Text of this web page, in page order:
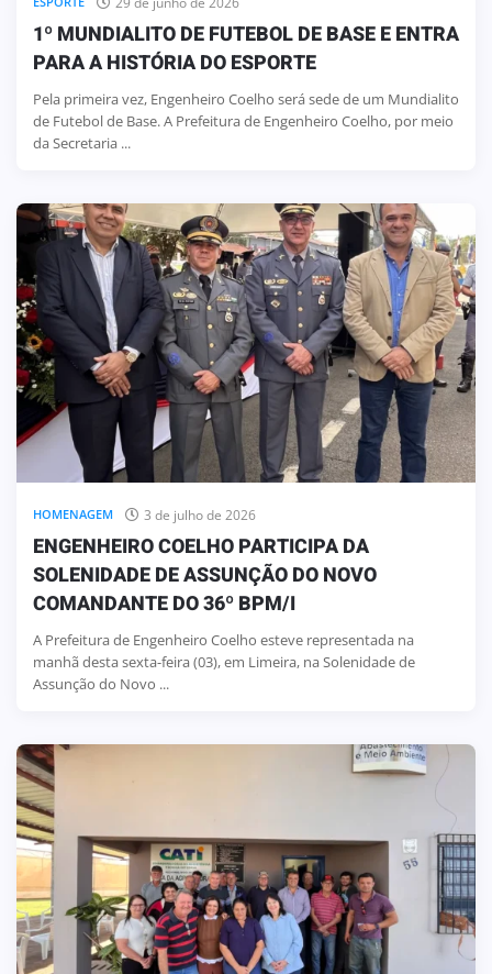
1º MUNDIALITO DE FUTEBOL DE BASE E ENTRA
PARA A HISTÓRIA DO ESPORTE
Pela primeira vez, Engenheiro Coelho será sede de um Mundialito
de Futebol de Base. A Prefeitura de Engenheiro Coelho, por meio
da Secretaria ...
HOMENAGEM 3 de julho de 2026
ENGENHEIRO COELHO PARTICIPA DA
SOLENIDADE DE ASSUNÇÃO DO NOVO
COMANDANTE DO 36º BPM/I
A Prefeitura de Engenheiro Coelho esteve representada na
manhã desta sexta-feira (03), em Limeira, na Solenidade de
Assunção do Novo ...